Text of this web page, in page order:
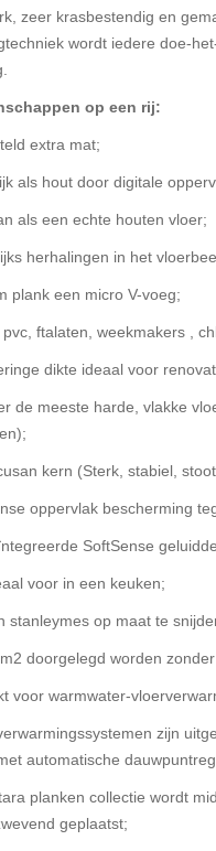
zeer krasbestendig en
wordt iedere doe-
op een rij:
extra mat;
als hout door digitale
als een echte houten vloer;
herhalingen in het
plank een micro V-voeg;
ftalaten, weekmakers ,
dikte ideaal voor
de meeste harde, vlakke
kern (Sterk, stabiel,
oppervlak bescherming
SoftSense
voor in een keuken;
stanleymes op maat te
doorgelegd worden
voor warmwater-
zijn
automatische
planken collectie wordt
geplaatst;